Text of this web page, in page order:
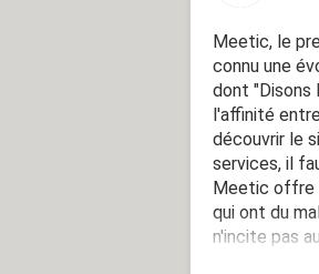
Meetic, le
connu une
dont "Disons
l'affinité
découvrir le
services, il
Meetic offre
qui ont du
n'incite pas